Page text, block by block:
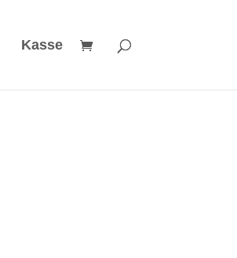
Kasse